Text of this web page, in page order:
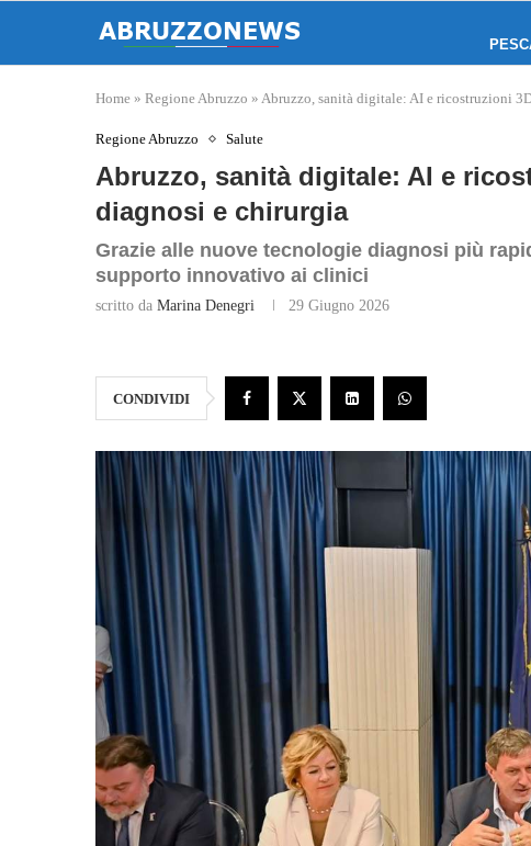
Home » Regione Abruzzo » Abruzzo, sanità digitale: AI e ricostruzioni
Regione Abruzzo Salute
Abruzzo, sanità digitale: AI e
diagnosi e chirurgia
Grazie alle nuove tecnologie diagnosi più
supporto innovativo ai clinici
scritto da Marina Denegri 29 Giugno 2026
CONDIVIDI